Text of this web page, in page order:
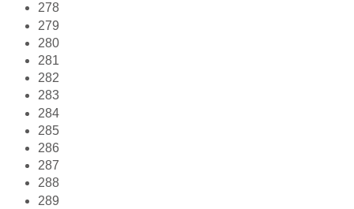
278
279
280
281
282
283
284
285
286
287
288
289